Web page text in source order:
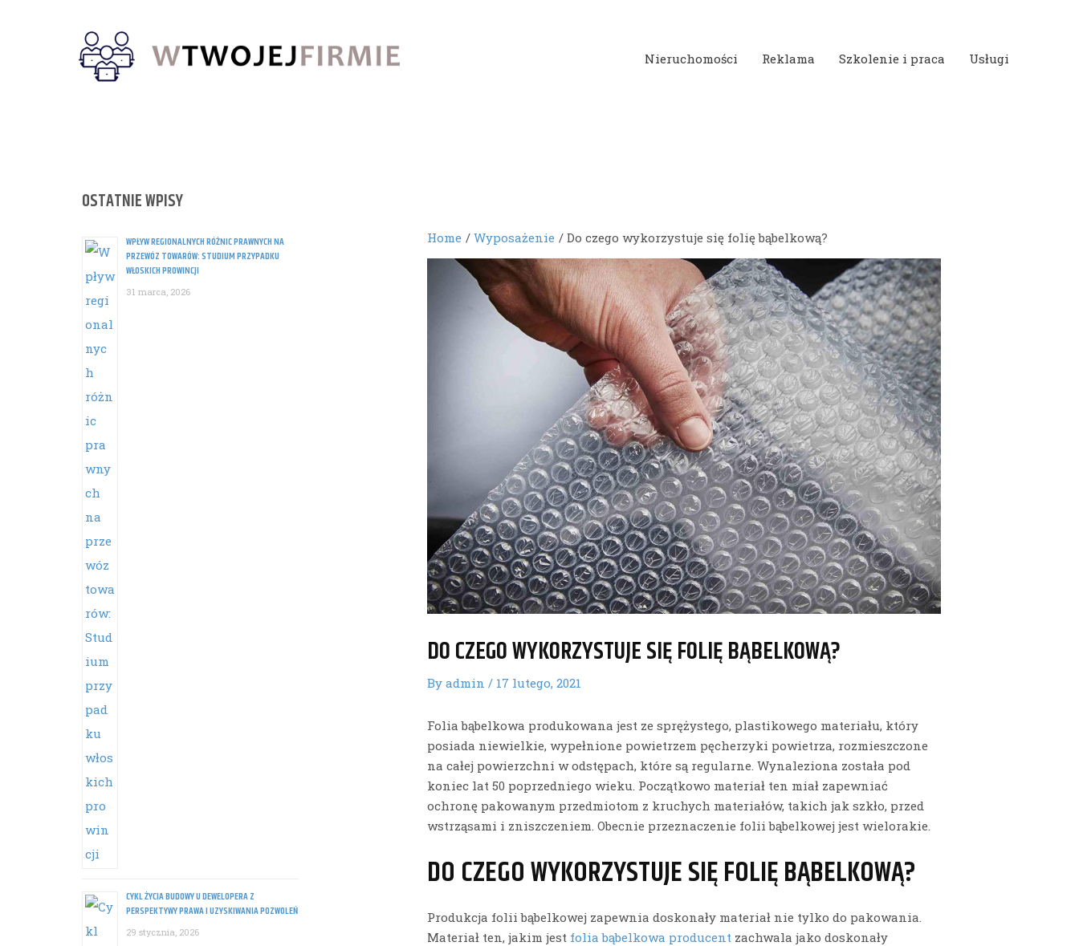
Nieruchomości Reklama Szkolenie i praca Usługi
OSTATNIE WPISY
WPŁYW REGIONALNYCH RÓŻNIC PRAWNYCH NA
PRZEWÓZ TOWARÓW: STUDIUM PRZYPADKU
WŁOSKICH PROWINCJI
31 marca, 2026
CYKL ŻYCIA BUDOWY U DEWELOPERA Z
PERSPEKTYWY PRAWA I UZYSKIWANIA POZWOLEŃ
29 stycznia, 2026
Home Wyposażenie Do czego wykorzystuje się folię bąbelkową?
DO CZEGO WYKORZYSTUJE SIĘ FOLIĘ BĄBELKOWĄ?
Byadmin/ 17 lutego, 2021
Folia bąbelkowa produkowana jest ze sprężystego, plastikowego materiału, który
posiada niewielkie, wypełnione powietrzem pęcherzyki powietrza, rozmieszczone
na całej powierzchni w odstępach, które są regularne. Wynaleziona została pod
koniec lat 50 poprzedniego wieku. Początkowo materiał ten miał zapewniać
ochronę pakowanym przedmiotom z kruchych materiałów, takich jak szkło, przed
wstrząsami i zniszczeniem. Obecnie przeznaczenie folii bąbelkowej jest wielorakie.
DO CZEGO WYKORZYSTUJE SIĘ FOLIĘ BĄBELKOWĄ?
Produkcja folii bąbelkowej zapewnia doskonały materiał nie tylko do pakowania.
Materiał ten, jakim jest folia bąbelkowa producent zachwala jako doskonały